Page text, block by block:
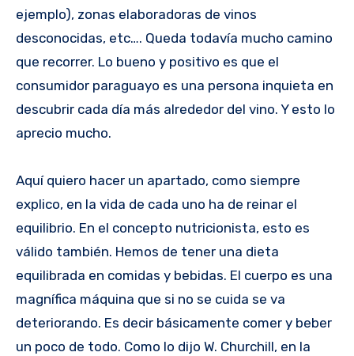
ejemplo), zonas elaboradoras de vinos
desconocidas, etc…. Queda todavía mucho camino
que recorrer. Lo bueno y positivo es que el
consumidor paraguayo es una persona inquieta en
descubrir cada día más alrededor del vino. Y esto lo
aprecio mucho.
Aquí quiero hacer un apartado, como siempre
explico, en la vida de cada uno ha de reinar el
equilibrio. En el concepto nutricionista, esto es
válido también. Hemos de tener una dieta
equilibrada en comidas y bebidas. El cuerpo es una
magnífica máquina que si no se cuida se va
deteriorando. Es decir básicamente comer y beber
un poco de todo. Como lo dijo W. Churchill, en la